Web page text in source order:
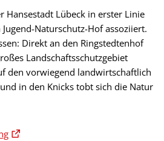
Hansestadt Lübeck in erster Linie
Naturschutz-Hof assoziiert.
Direkt an den Ringstedtenhof
Landschaftsschutzgebiet
den vorwiegend landwirtschaftlich
in den Knicks tobt sich die Natur